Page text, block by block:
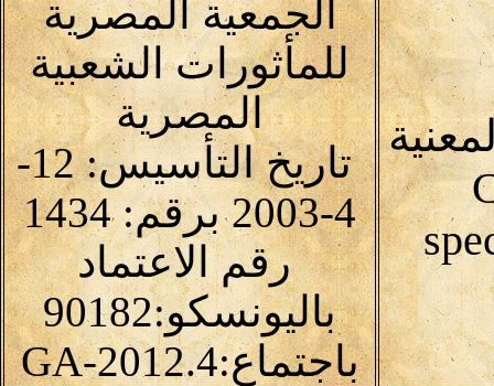
الجمعية المصرية
للمأثورات الشعبية
المصرية
تاريخ التأسيس: 12-
4-2003 برقم: 1434
رقم الاعتماد
باليونسكو:90182
باجتماع:4.GA-2012